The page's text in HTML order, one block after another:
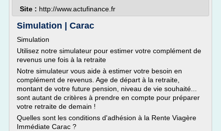
Site : http://www.actufinance.fr
Simulation | Carac
Simulation
Utilisez notre simulateur pour estimer votre complément de
revenus une fois à la retraite
Notre simulateur vous aide à estimer votre besoin en
complément de revenus. Age de départ à la retraite,
montant de votre future pension, niveau de vie souhaité...
sont autant de critères à prendre en compte pour préparer
votre retraite de demain !
Quelles sont les conditions d'adhésion à la Rente Viagère
Immédiate Carac ?